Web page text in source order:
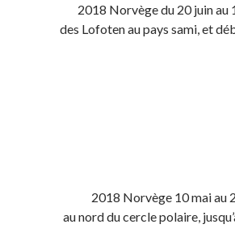
2018 Norvège du 20 juin au
des Lofoten au pays sami, et
2018 Norvège 10 mai au
au nord du cercle polaire,